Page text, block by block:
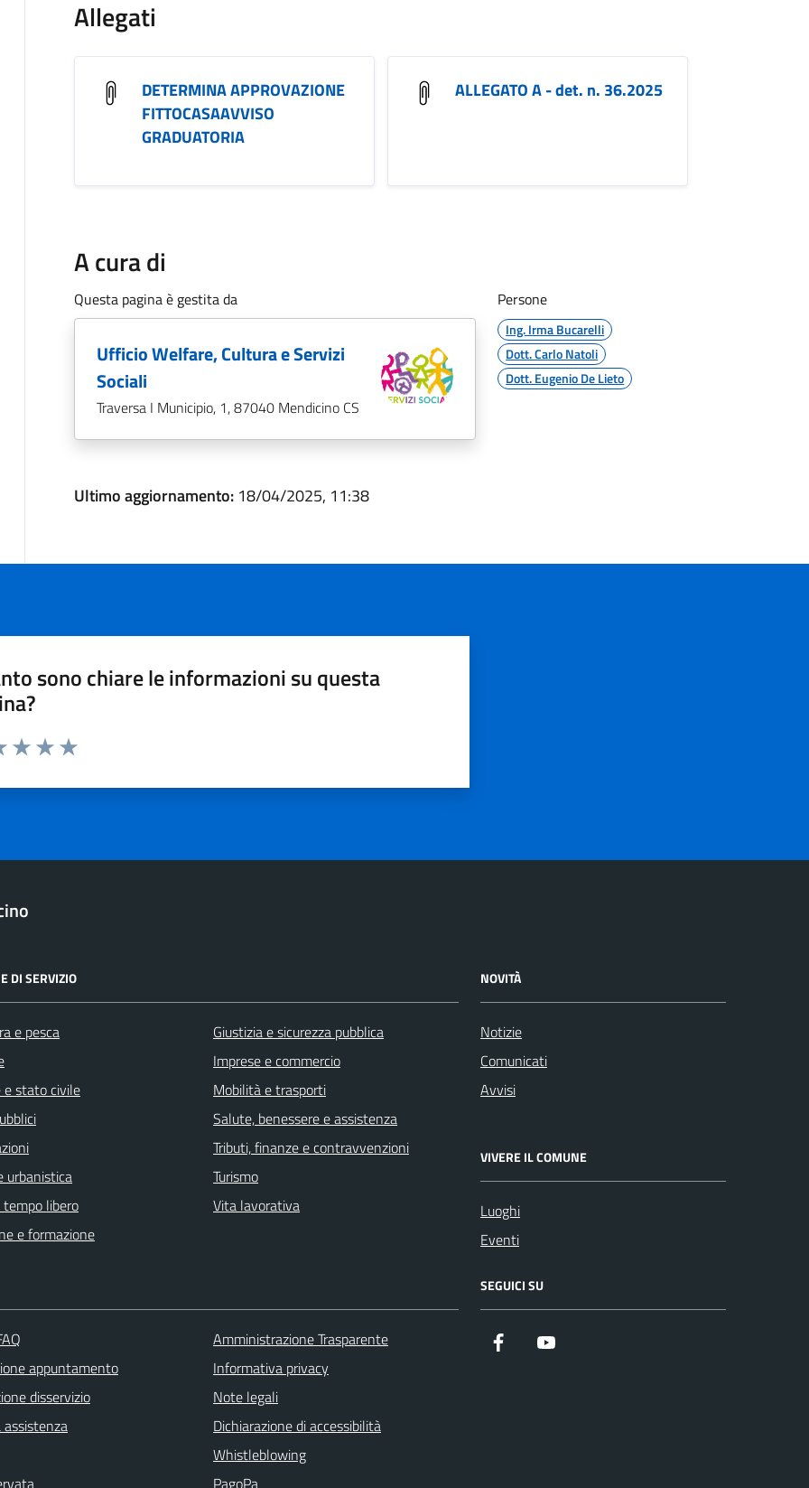
Allegati
DETERMINA APPROVAZIONE
FITTOCASAAVVISO
GRADUATORIA
ALLEGATO A - det. n. 36.2025
A cura di
Questa pagina è gestita da
Ufficio Welfare, Cultura e Servizi
Sociali
Traversa I Municipio, 1, 87040 Mendicino CS
Persone
Ing. Irma Bucarelli
Dott. Carlo Natoli
Dott. Eugenio De Lieto
Ultimo aggiornamento: 18/04/2025, 11:38
sono chiare le informazioni su questa
DI SERVIZIO
e pesca
e stato civile
urbanistica
libero
e formazione
Giustizia e sicurezza pubblica
Imprese e commercio
Mobilità e trasporti
Salute, benessere e assistenza
Tributi, finanze e contravvenzioni
Turismo
Vita lavorativa
NOVITÀ
Notizie
Comunicati
Avvisi
VIVERE IL COMUNE
Luoghi
Eventi
appuntamento
disservizio
Amministrazione Trasparente
Informativa privacy
Note legali
Dichiarazione di accessibilità
Whistleblowing
PagoPa
SEGUICI SU
Facebook